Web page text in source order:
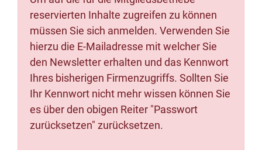
reservierten Inhalte zugreifen zu können
müssen Sie sich anmelden. Verwenden Sie
hierzu die E-Mailadresse mit welcher Sie
den Newsletter erhalten und das Kennwort
Ihres bisherigen Firmenzugriffs. Sollten Sie
Ihr Kennwort nicht mehr wissen können Sie
es über den obigen Reiter "Passwort
zurücksetzen" zurücksetzen.